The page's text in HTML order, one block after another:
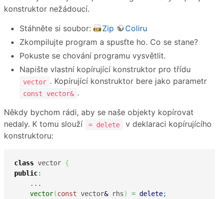
konstruktor nežádoucí.
Stáhněte si soubor:
Zip
Coliru
Zkompilujte program a spusťte ho. Co se stane?
Pokuste se chování programu vysvětlit.
Napište vlastní kopírující konstruktor pro třídu
vector . Kopírující konstruktor bere jako parametr
const vector& .
Někdy bychom rádi, aby se naše objekty kopírovat
nedaly. K tomu slouží
= delete
v deklaraci kopírujícího
konstruktoru:
class vector {
public:
    ...
vector(const vector& rhs) = delete;